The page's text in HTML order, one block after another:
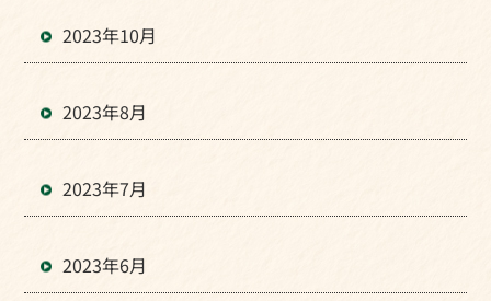
2023年10月
2023年8月
2023年7月
2023年6月